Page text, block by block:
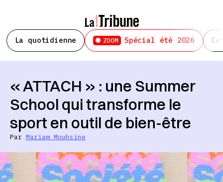
La quotidienne ZOOM Spécial été 2026
« ATTACH » : une Summer
School qui transforme le
sport en outil de bien-être
Par Mariam Mouhsine